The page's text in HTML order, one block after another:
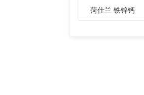
菏仕兰 铁锌钙